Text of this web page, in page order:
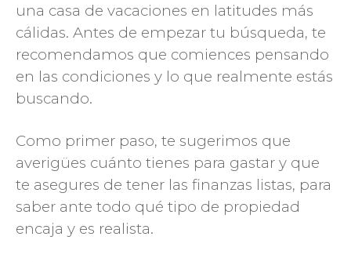
una casa de vacaciones en latitudes más
cálidas. Antes de empezar tu búsqueda, te
recomendamos que comiences pensando
en las condiciones y lo que realmente estás
buscando.
Como primer paso, te sugerimos que
averigües cuánto tienes para gastar y que
te asegures de tener las finanzas listas, para
saber ante todo qué tipo de propiedad
encaja y es realista.